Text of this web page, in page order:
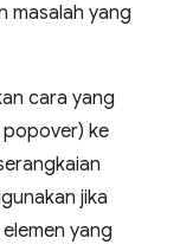
masalah yang
cara yang
ke
jika
yang